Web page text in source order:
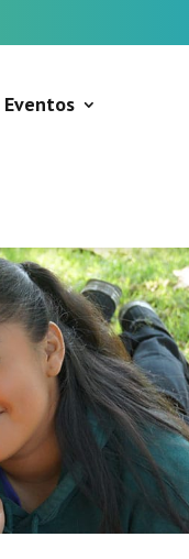
Eventos